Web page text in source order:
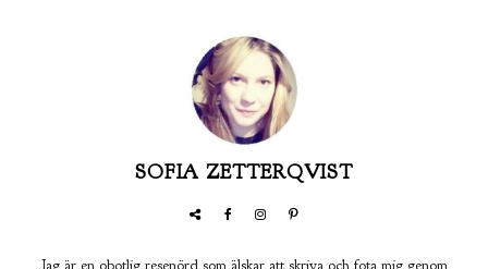
SOFIA ZETTERQVIST
Jag är en obotlig resenörd som älskar att skriva och fota mig genom